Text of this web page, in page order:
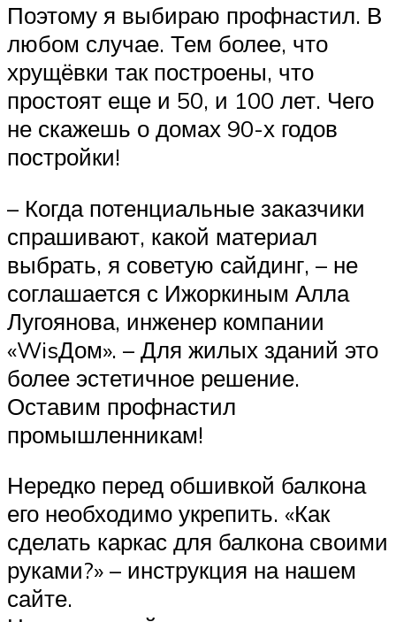
Поэтому я выбираю профнастил. В
любом случае. Тем более, что
хрущёвки так построены, что
простоят еще и 50, и 100 лет. Чего
не скажешь о домах 90-х годов
постройки!
– Когда потенциальные заказчики
спрашивают, какой материал
выбрать, я советую сайдинг, – не
соглашается с Ижоркиным Алла
Лугоянова, инженер компании
«WisДом». – Для жилых зданий это
более эстетичное решение.
Оставим профнастил
промышленникам!
Нередко перед обшивкой балкона
его необходимо укрепить. «Как
сделать каркас для балкона своими
руками?» – инструкция на нашем
сайте.